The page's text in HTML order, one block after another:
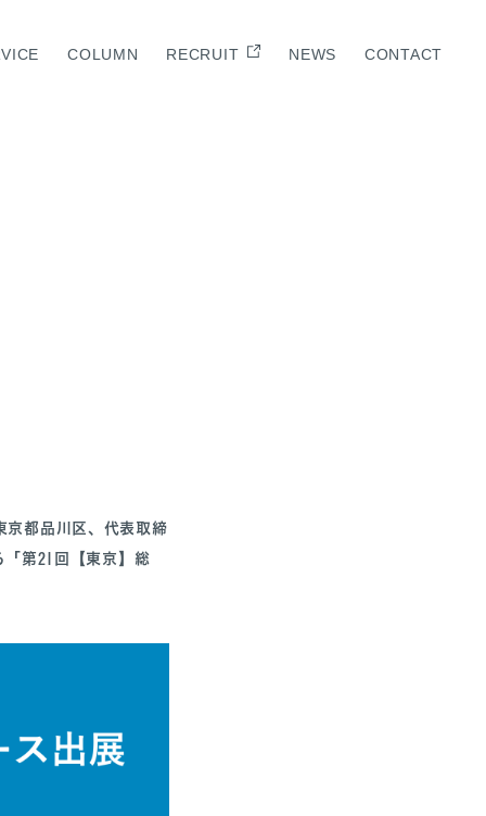
COLUMN RECRUIT NEWS CONTACT
京都品川区、代表取締
第21回【東京】総